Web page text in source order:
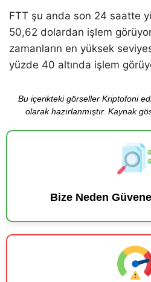
FTT şu anda son 24 saatte
50,62 dolardan işlem
zamanların en yüksek
yüzde 40 altında işlem
Bu içerikteki görseller Kriptofoni
olarak hazırlanmıştır. Kaynak
Bize Neden